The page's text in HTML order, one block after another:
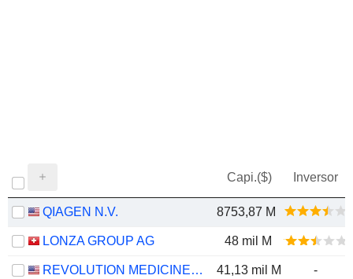
Capi.($) Inversor
QIAGEN N.V. 8753,87 M
LONZA GROUP AG 48 mil M
REVOLUTION MEDICINES, INC. 41,13 mil M -